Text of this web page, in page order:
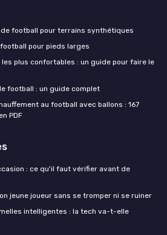
football pour terrains synthétiques
pour pieds larges
plus confortables : un guide pour faire le
football : un guide complet
au football avec ballons : 167
PDF
: ce qu'il faut vérifier avant de
jeune joueur sans se tromper ni se ruiner
intelligentes : la tech va-t-elle